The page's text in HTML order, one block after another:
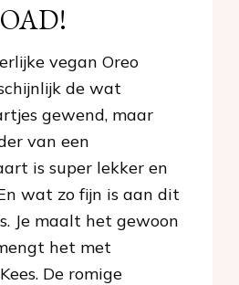
vegan Oreo
de wat
gewend, maar
van een
is super lekker en
wat zo fijn is aan dit
Je maalt het gewoon
het met
De romige